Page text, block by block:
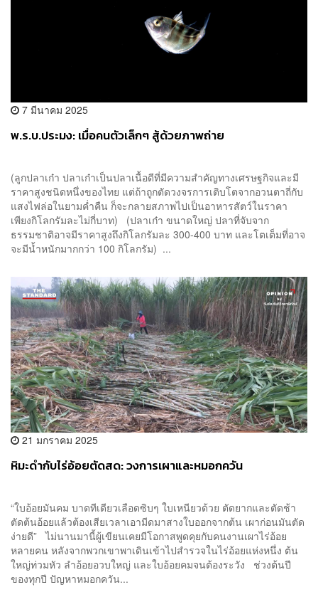
7 มีนาคม 2025
พ.ร.บ.ประมง: เมื่อคนตัวเล็กๆ สู้ด้วยภาพถ่าย
(ลูกปลาเก๋า ปลาเก๋าเป็นปลาเนื้อดีที่มีความสำคัญทางเศรษฐกิจและมี
ราคาสูงชนิดหนึ่งของไทย แต่ถ้าถูกตัดวงจรการเติบโตจากอวนตาถี่กับ
แสงไฟล่อในยามค่ำคืน ก็จะกลายสภาพไปเป็นอาหารสัตว์ในราคา
เพียงกิโลกรัมละไม่กี่บาท) (ปลาเก๋า ขนาดใหญ่ ปลาที่จับจาก
ธรรมชาติอาจมีราคาสูงถึงกิโลกรัมละ 300-400 บาท และโตเต็มที่อาจ
จะมีน้ำหนักมากกว่า 100 กิโลกรัม) ...
21 มกราคม 2025
หิมะดำกับไร่อ้อยตัดสด: วงการเผาและหมอกควัน
“ใบอ้อยมันคม บาดทีเดียวเลือดซิบๆ ใบเหนียวด้วย ตัดยากและตัดช้า
ตัดต้นอ้อยแล้วต้องเสียเวลาเอามีดมาสางใบออกจากต้น เผาก่อนมันตัด
ง่ายดี” ไม่นานมานี้ผู้เขียนเคยมีโอกาสพูดคุยกับคนงานเผาไร่อ้อย
หลายคน หลังจากพวกเขาพาเดินเข้าไปสำรวจในไร่อ้อยแห่งหนึ่ง ต้น
ใหญ่ท่วมหัว ลำอ้อยอวบใหญ่ และใบอ้อยคมจนต้องระวัง ช่วงต้นปี
ของทุกปี ปัญหาหมอกควัน...